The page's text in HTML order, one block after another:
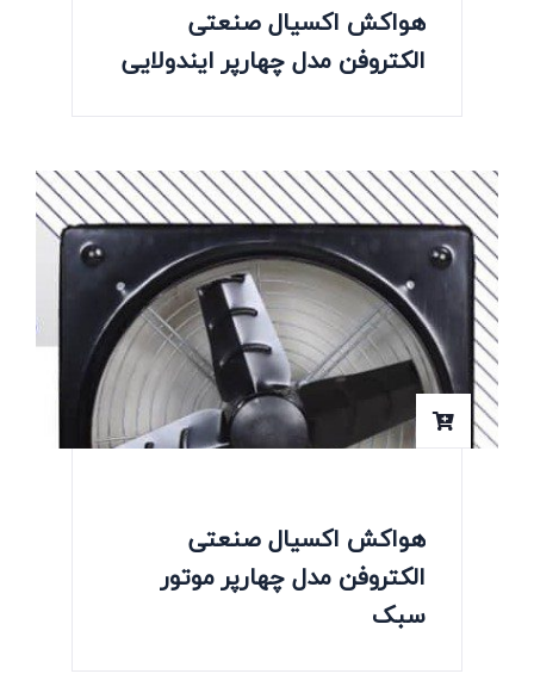
هواکش اکسیال صنعتی
الکتروفن مدل چهارپر ایندولایی
هواکش اکسیال صنعتی
الکتروفن مدل چهارپر موتور
سبک